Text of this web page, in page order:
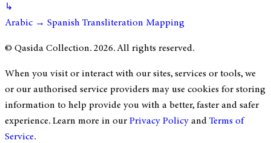
↳
Arabic → Spanish Transliteration Mapping
© Qasida Collection.2026. All rights reserved.
When you visit or interact with our sites, services or tools, we
or our authorised service providers may use cookies for storing
information to help provide you with a better, faster and safer
experience. Learn more in ourPrivacy PolicyandTerms of
Service.